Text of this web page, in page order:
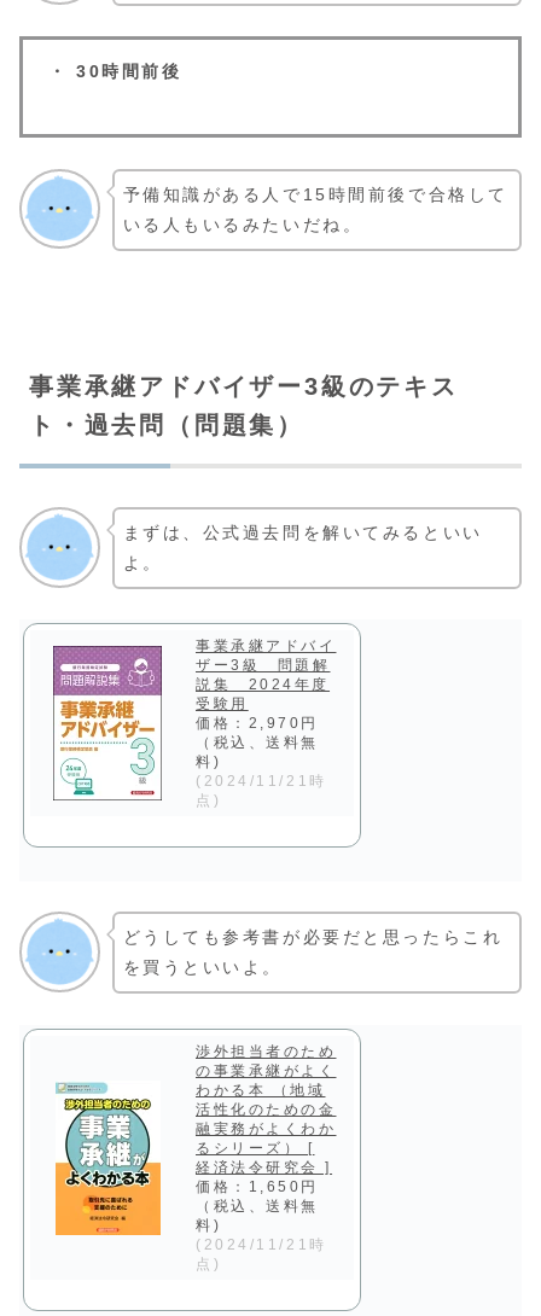
・ 30時間前後
予備知識がある人で15時間前後で合格して
いる人もいるみたいだね。
事業承継アドバイザー3級のテキス
ト・過去問（問題集）
まずは、公式過去問を解いてみるといい
よ。
事業承継アドバイ
ザー3級 問題解
説集 2024年度
受験用
価格：2,970円
（税込、送料無
料)
(2024/11/21時
点)
どうしても参考書が必要だと思ったらこれ
を買うといいよ。
渉外担当者のため
の事業承継がよく
わかる本 （地域
活性化のための金
融実務がよくわか
るシリーズ） [
経済法令研究会 ]
価格：1,650円
（税込、送料無
料)
(2024/11/21時
点)